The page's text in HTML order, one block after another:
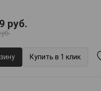
руб.
Купить в 1 клик